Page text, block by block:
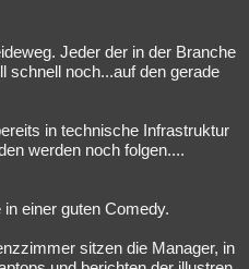
Jeder der in der Branche
schnell noch...auf den gerade
in technische Infrastruktur
werden noch folgen....
einer guten Comedy.
sitzen die Manager, in